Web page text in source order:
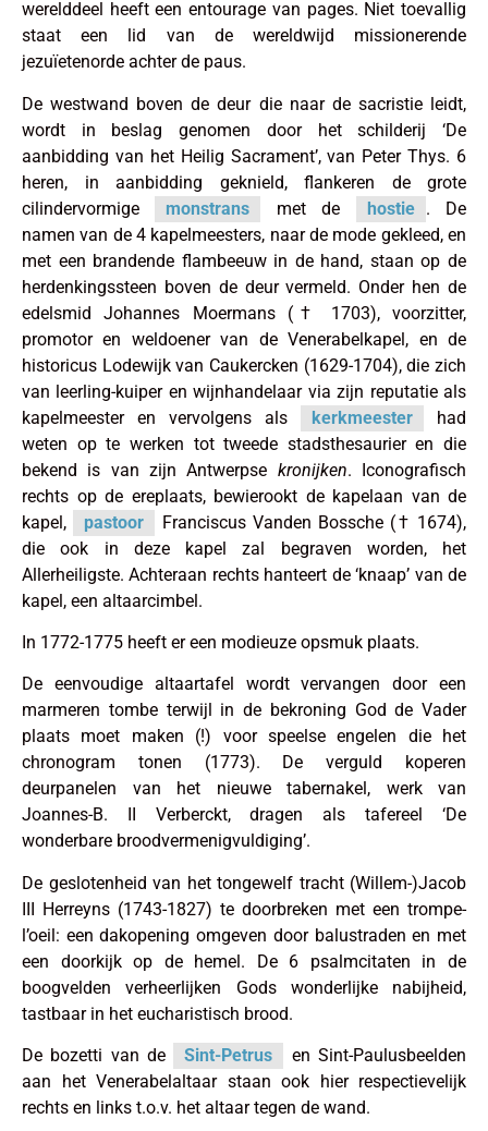
werelddeel heeft een entourage van pages. Niet toevallig
staat een lid van de wereldwijd missionerende
jezuïetenorde achter de paus.
De westwand boven de deur die naar de sacristie leidt,
wordt in beslag genomen door het schilderij ‘De
aanbidding van het Heilig Sacrament’, van Peter Thys. 6
heren, in aanbidding geknield, flankeren de grote
cilindervormige
monstrans met de hostie . De
namen van de 4 kapelmeesters, naar de mode gekleed, en
met een brandende flambeeuw in de hand, staan op de
herdenkingssteen boven de deur vermeld. Onder hen de
edelsmid Johannes Moermans († 1703), voorzitter,
promotor en weldoener van de Venerabelkapel, en de
historicus Lodewijk van Caukercken (1629-1704), die zich
van leerling-kuiper en wijnhandelaar via zijn reputatie als
kapelmeester en vervolgens als
kerkmeester
had
weten op te werken tot tweede stadsthesaurier en die
bekend is van zijn Antwerpse kronijken. Iconografisch
rechts op de ereplaats, bewierookt de kapelaan van de
kapel,
pastoor
Franciscus Vanden Bossche († 1674),
die ook in deze kapel zal begraven worden, het
Allerheiligste. Achteraan rechts hanteert de ‘knaap’ van de
kapel, een altaarcimbel.
In 1772-1775 heeft er een modieuze opsmuk plaats.
De eenvoudige altaartafel wordt vervangen door een
marmeren tombe terwijl in de bekroning God de Vader
plaats moet maken (!) voor speelse engelen die het
chronogram tonen (1773). De verguld koperen
deurpanelen van het nieuwe tabernakel, werk van
Joannes-B. II Verberckt, dragen als tafereel ‘De
wonderbare broodvermenigvuldiging’.
De geslotenheid van het tongewelf tracht (Willem-)Jacob
III Herreyns (1743-1827) te doorbreken met een trompe-
l’oeil: een dakopening omgeven door balustraden en met
een doorkijk op de hemel. De 6 psalmcitaten in de
boogvelden verheerlijken Gods wonderlijke nabijheid,
tastbaar in het eucharistisch brood.
De bozetti van de Sint-Petrus
en Sint-Paulusbeelden
aan het Venerabelaltaar staan ook hier respectievelijk
rechts en links t.o.v. het altaar tegen de wand.